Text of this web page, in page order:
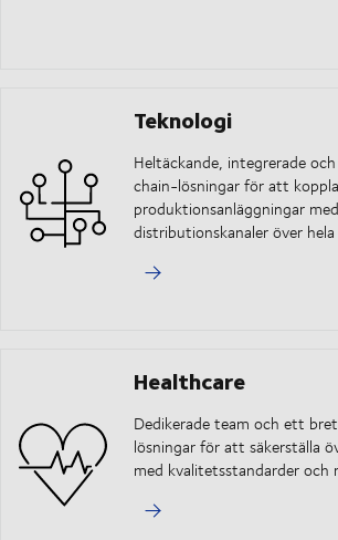
Teknologi
Heltäckande, integrerade
chain-lösningar för att
produktionsanläggningar med
distributionskanaler över
Healthcare
Dedikerade team och ett
lösningar för att säkerställa
med kvalitetsstandarder och